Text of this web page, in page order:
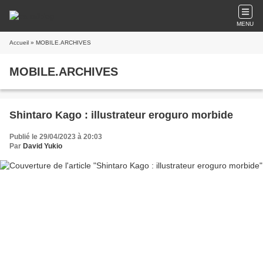
MENU
Accueil » MOBILE.ARCHIVES
MOBILE.ARCHIVES
Shintaro Kago : illustrateur eroguro morbide
Publié le 29/04/2023 à 20:03
Par David Yukio